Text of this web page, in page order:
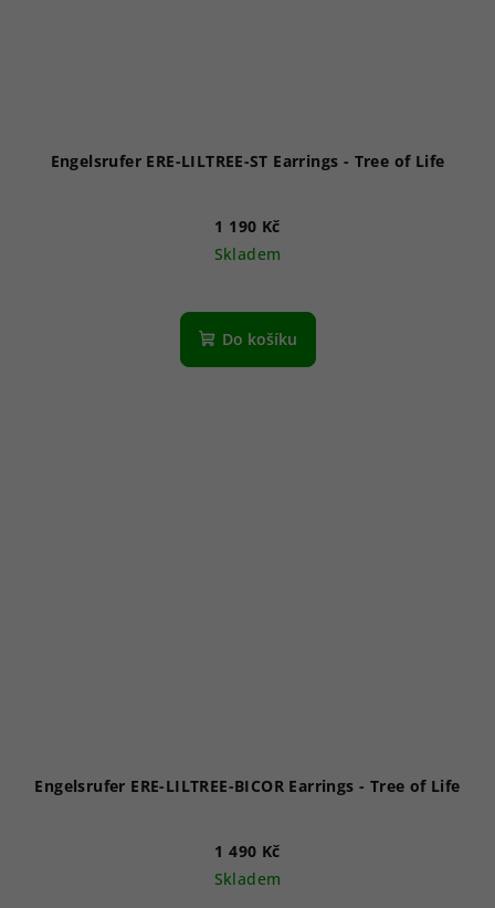
Engelsrufer ERE-LILTREE-ST Earrings - Tree of Life
1 190 Kč
Skladem
Do košíku
Engelsrufer ERE-LILTREE-BICOR Earrings - Tree of Life
1 490 Kč
Skladem